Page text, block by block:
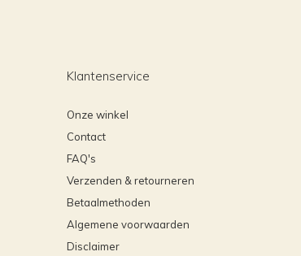
Klantenservice
Onze winkel
Contact
FAQ's
Verzenden & retourneren
Betaalmethoden
Algemene voorwaarden
Disclaimer